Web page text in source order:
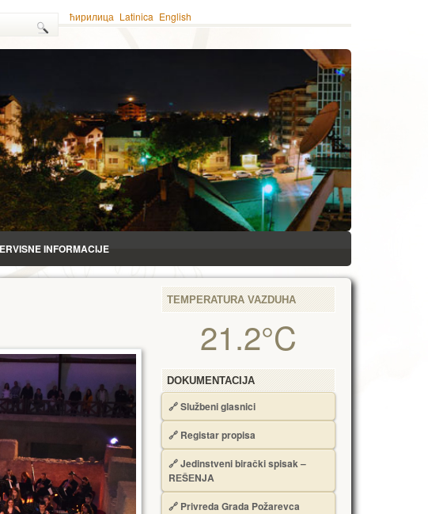
ћирилица Latinica English
INFORMACIJE
TEMPERATURA VAZDUHA
21.2°C
DOKUMENTACIJA
🔗Službeni glasnici
🔗 Registar propisa
🔗Jedinstveni birački spisak –
RЕŠЕNJA
🔗 Privreda Grada Požarevca